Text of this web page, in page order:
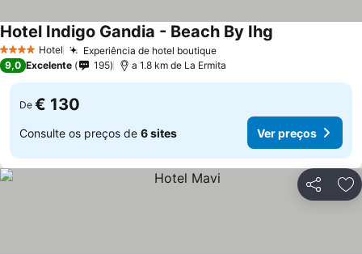
4 EstrelasHotel Experiência de hotel boutiqueVer preços
Hotel Indigo Gandia - Beach By Ihg
9,0 Excelente 195 a 1.8 km de La Ermita
De € 130
Consulte os preços de 6 sites Ver preços
Partilhar